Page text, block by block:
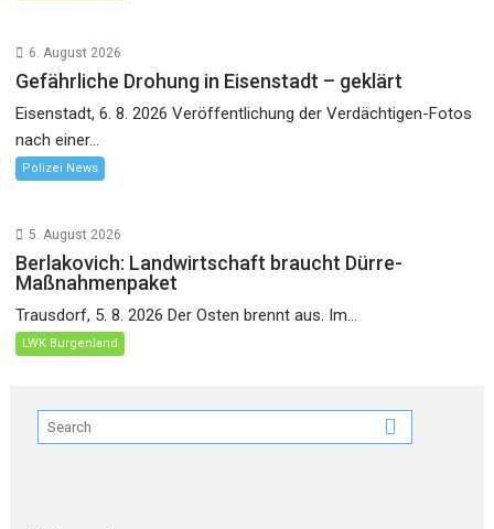
6. August 2026
Gefährliche Drohung in Eisenstadt – geklärt
Eisenstadt, 6. 8. 2026 Veröffentlichung der Verdächtigen-Fotos
nach einer...
Polizei News
5. August 2026
Berlakovich: Landwirtschaft braucht Dürre-
Maßnahmenpaket
Trausdorf, 5. 8. 2026 Der Osten brennt aus. Im...
LWK Burgenland